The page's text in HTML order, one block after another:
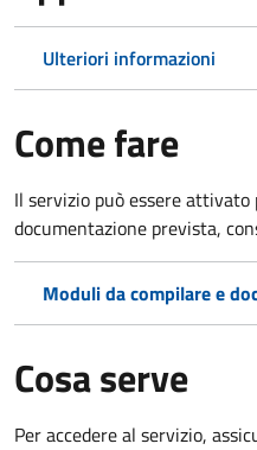
Ulteriori informazioni
Come fare
Il servizio può essere
documentazione prevista,
Moduli da compilare e
Cosa serve
Per accedere al servizio,